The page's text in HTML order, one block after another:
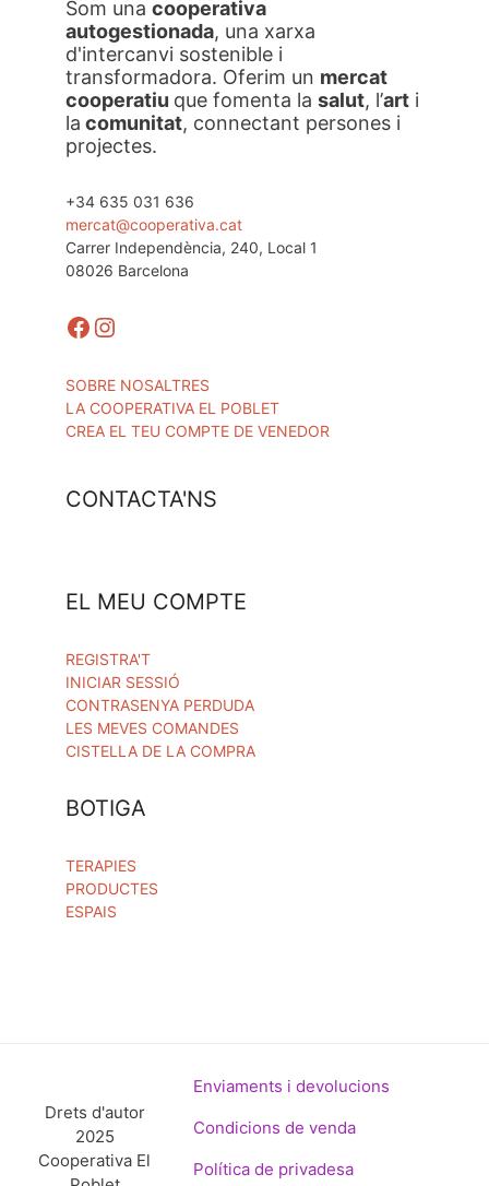
Som una cooperativa
autogestionada, una xarxa
d'intercanvi sostenible i
transformadora. Oferim un mercat
cooperatiu que fomenta la salut, l’art i
la comunitat, connectant persones i
projectes.
+34 635 031 636
mercat@cooperativa.cat
Carrer Independència, 240, Local 1
08026 Barcelona
Facebook
Instagram
SOBRE NOSALTRES
LA COOPERATIVA EL POBLET
CREA EL TEU COMPTE DE VENEDOR
CONTACTA'NS
EL MEU COMPTE
REGISTRA'T
INICIAR SESSIÓ
CONTRASENYA PERDUDA
LES MEVES COMANDES
CISTELLA DE LA COMPRA
BOTIGA
TERAPIES
PRODUCTES
ESPAIS
Drets d'autor
2025
Cooperativa El
Enviaments i devolucions
Condicions de venda
Política de privadesa